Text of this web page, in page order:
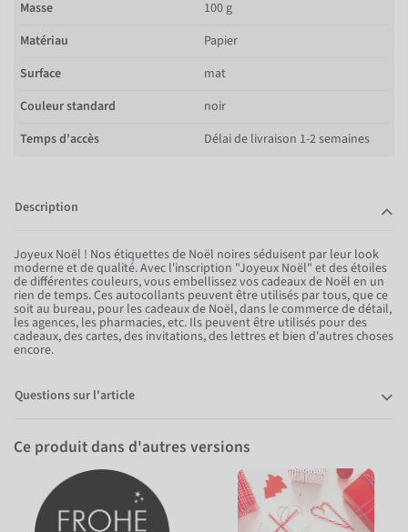
Masse
100 g
Matériau
Papier
Surface
mat
Couleur standard
noir
Temps d'accès
Délai de livraison 1-2 semaines
Description
Joyeux Noël ! Nos étiquettes de Noël noires séduisent par leur look
moderne et de qualité. Avec l'inscription "Joyeux Noël" et des étoiles
de différentes couleurs, vous embellissez vos cadeaux de Noël en un
rien de temps. Ces autocollants peuvent être utilisés par tous, que ce
soit au bureau, pour les cadeaux de Noël, dans le commerce de détail,
les agences, les pharmacies, etc. Ils peuvent être utilisés pour des
cadeaux, des cartes, des invitations, des lettres et bien d'autres choses
encore.
Questions sur l'article
Ce produit dans d'autres versions